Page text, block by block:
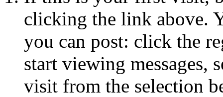
clicking the link above.
you can post: click the
start viewing messages,
visit from the selection